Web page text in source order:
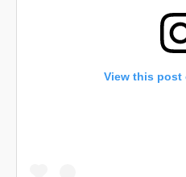
View this post